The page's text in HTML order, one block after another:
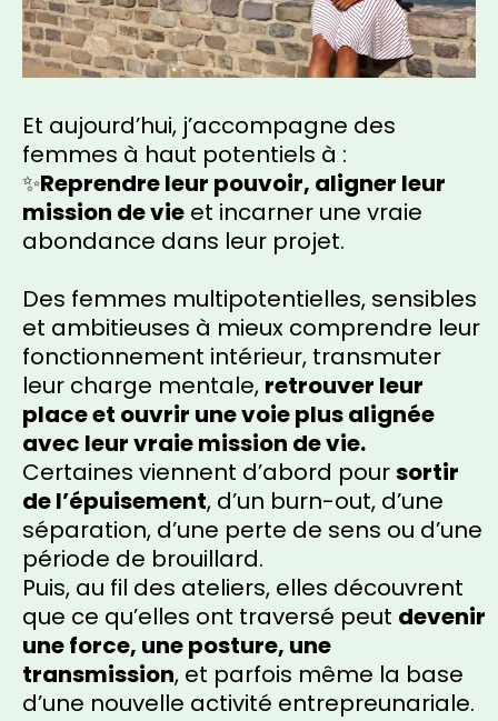
Et aujourd’hui, j’accompagne des
femmes à haut potentiels à :
✨Reprendre leur pouvoir, aligner leur
mission de vie et incarner une vraie
abondance dans leur projet.
Des femmes multipotentielles, sensibles
et ambitieuses à mieux comprendre leur
fonctionnement intérieur, transmuter
leur charge mentale, retrouver leur
place et ouvrir une voie plus alignée
avec leur vraie mission de vie.
Certaines viennent d’abord poursortir
de l’épuisement, d’un burn-out, d’une
séparation, d’une perte de sens ou d’une
période de brouillard.
Puis, au fil des ateliers, elles découvrent
que ce qu’elles ont traversé peut devenir
une force, une posture, une
transmission, et parfois même la base
d’une nouvelle activité entrepreunariale.